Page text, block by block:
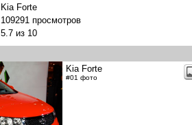
Kia Forte
109291 просмотров
5.7 из 10
Kia Forte
#01 фото